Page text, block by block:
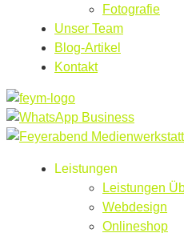
Fotografie
Unser Team
Blog-Artikel
Kontakt
Leistungen
Leistungen
Webdesign
Onlineshop